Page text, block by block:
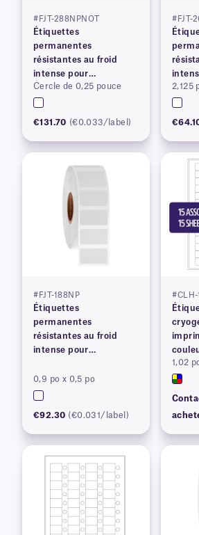
#FJT-288NPNOT
Étiquettes
permanentes
résistantes au froid
intense pour
imprimantes à transfert
thermique
Cercle de 0,25 pouce
€131.70 (€0.033/label)
#FJT-
2,125
#FJT-188NP
Étiquettes
permanentes
résistantes au froid
intense pour
thermique
0,9 po x 0,5 po
€92.30 (€0.031/label)
#CLH-
1,02